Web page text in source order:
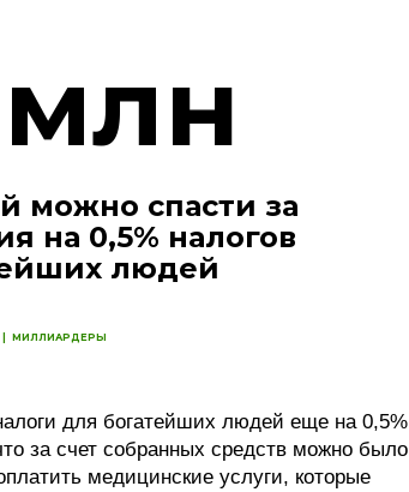
можно спасти за
на 0,5% налогов
людей
МИЛЛИАРДЕРЫ
для богатейших людей еще на 0,5%
за счет собранных средств можно было
медицинские услуги, которые